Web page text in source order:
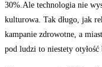
30%.Ale technologia nie
kulturowa. Tak długo, jak
kampanie zdrowotne, a
pod ludzi to niestety